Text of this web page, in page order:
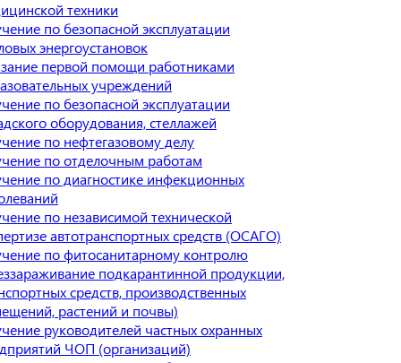
техники
по безопасной эксплуатации
энергоустановок
первой помощи работниками
учреждений
по безопасной эксплуатации
оборудования, стеллажей
по нефтегазовому делу
по отделочным работам
по диагностике инфекционных
по независимой технической
автотранспортных средств (ОСАГО)
по фитосанитарному контролю
подкарантинной продукции,
средств, производственных
растений и почвы)
руководителей частных охранных
ЧОП (организаций)